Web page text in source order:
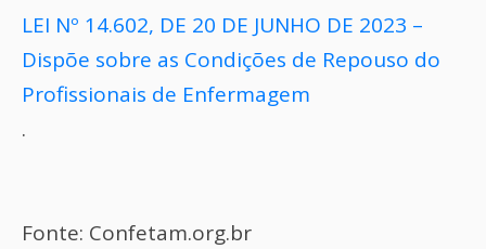
LEI Nº 14.602, DE 20 DE JUNHO DE 2023 –
Dispõe sobre as Condições de Repouso do
Profissionais de Enfermagem
.
Fonte: Confetam.org.br